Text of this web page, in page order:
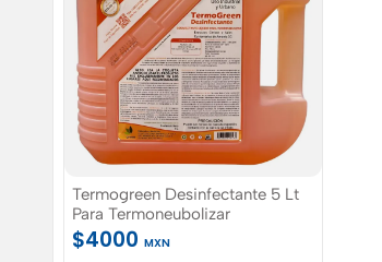
Termogreen Desinfectante 5 Lt
Para Termoneubolizar
$4000 MXN